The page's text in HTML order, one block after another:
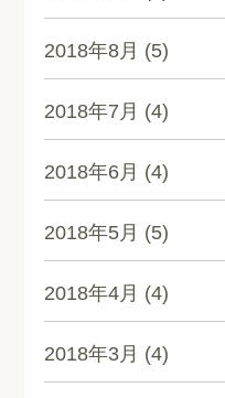
2018年8月 (5)
2018年7月 (4)
2018年6月 (4)
2018年5月 (5)
2018年4月 (4)
2018年3月 (4)